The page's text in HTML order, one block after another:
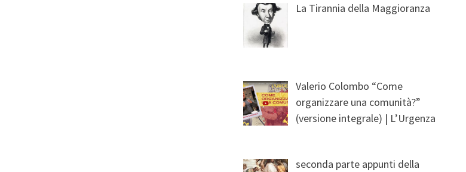
La Tirannia della Maggioranza
Valerio Colombo “Come
organizzare una comunità?”
(versione integrale) | L’Urgenza
seconda parte appunti della